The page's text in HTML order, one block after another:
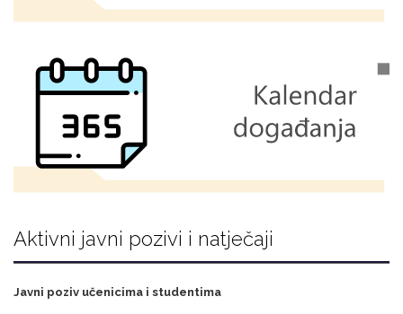
Aktivni javni pozivi i natječaji
Javni poziv učenicima i studentima